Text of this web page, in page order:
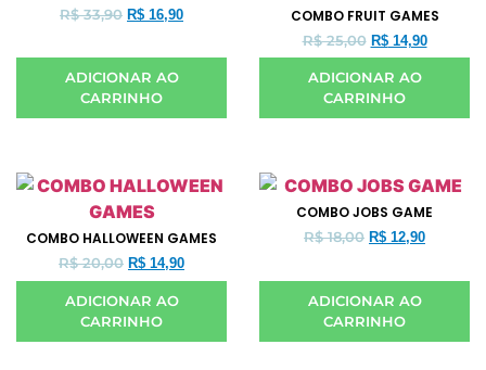
R$33,90 R$ 16,90
ADICIONAR AO
CARRINHO
COMBO FRUIT GAMES
R$25,00 R$14,90
ADICIONAR AO
CARRINHO
COMBO HALLOWEEN GAMES
R$20,00 R$ 14,90
ADICIONAR AO
CARRINHO
COMBO JOBS GAME
R$18,00 R$ 12,90
ADICIONAR AO
CARRINHO